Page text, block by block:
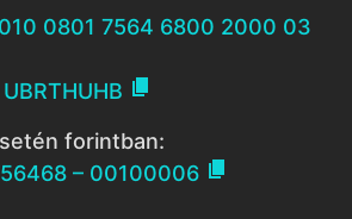
0801 7564 6800 2000 03
UBRTHUHB 
forintban:
– 00100006 